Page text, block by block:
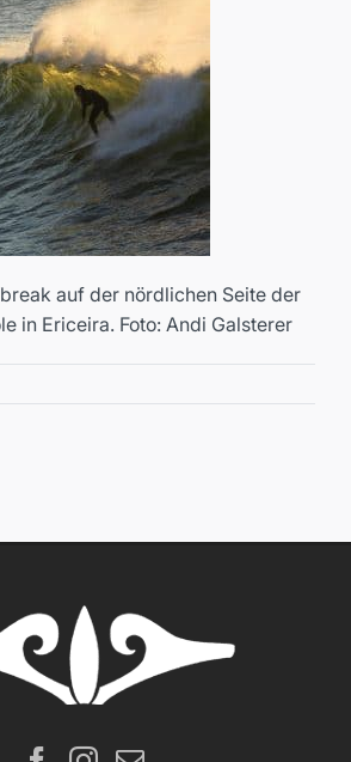
auf der nördlichen Seite der
in Ericeira. Foto: Andi Galsterer